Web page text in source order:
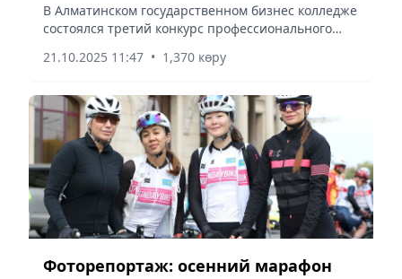
В Алматинском государственном бизнес колледже
состоялся третий конкурс профессионального
Международному дню хлеба. Целя- ми
21.10.2025 11:47 • 1,370 көру
Фоторепортаж: осенний марафон